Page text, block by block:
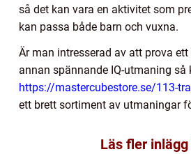
så det kan vara en aktivitet som
kan passa både barn och vuxna.
Är man intresserad av att prova
annan spännande IQ-utmaning så
https://mastercubestore.se/113-
ett brett sortiment av utmaningar
Läs fler